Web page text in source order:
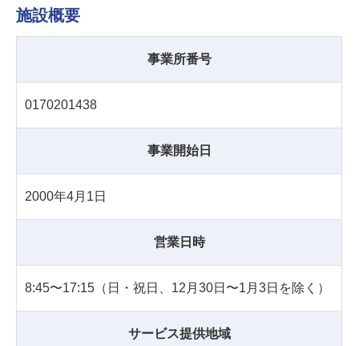
施設概要
事業所番号
0170201438
事業開始日
2000年4月1日
営業日時
8:45〜17:15（日・祝日、12月30日〜1月3日を除く）
サービス提供地域